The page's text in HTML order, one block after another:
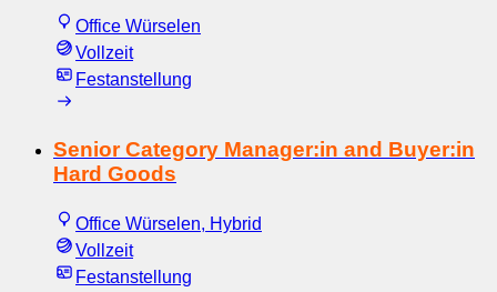
Office Würselen
Vollzeit
Festanstellung
Senior Category Manager:in and Buyer:in
Hard Goods
Office Würselen, Hybrid
Vollzeit
Festanstellung